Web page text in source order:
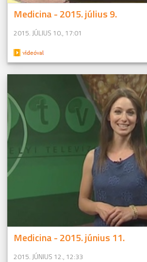
Medicina - 2015. július 9.
2015. JÚLIUS 10., 17:01
Medicina - 2015. június 11.
2015. JÚNIUS 12., 12:33